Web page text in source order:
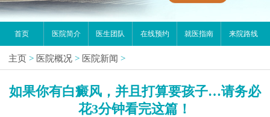
首页 医院简介 医生团队 在线预约 就医指南 来院路线
主页 > 医院概况 > 医院新闻 >
如果你有白癜风，并且打算要孩子…请务必
花3分钟看完这篇！